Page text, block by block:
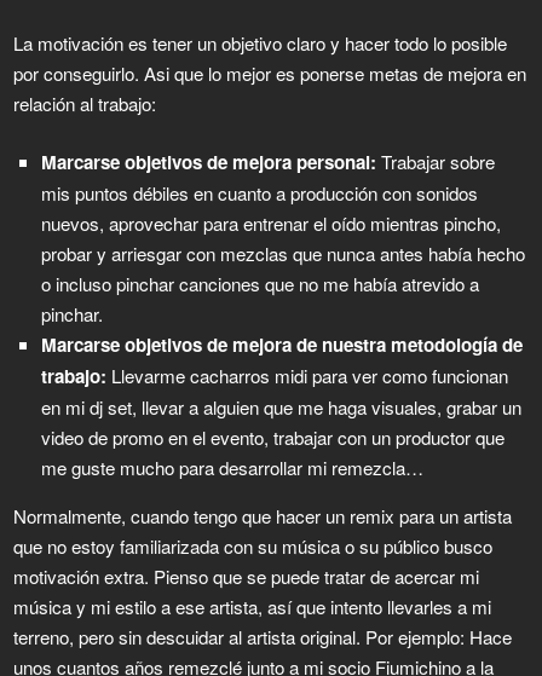
La motivación es tener un objetivo claro y hacer todo lo posible
por conseguirlo. Asi que lo mejor es ponerse metas de mejora en
relación al trabajo:
Marcarse objetivos de mejora personal: Trabajar sobre
mis puntos débiles en cuanto a producción con sonidos
nuevos, aprovechar para entrenar el oído mientras pincho,
probar y arriesgar con mezclas que nunca antes había hecho
o incluso pinchar canciones que no me había atrevido a
pinchar.
Marcarse objetivos de mejora de nuestra metodología de
trabajo: Llevarme cacharros midi para ver como funcionan
en mi dj set, llevar a alguien que me haga visuales, grabar un
video de promo en el evento, trabajar con un productor que
me guste mucho para desarrollar mi remezcla…
Normalmente, cuando tengo que hacer un remix para un artista
que no estoy familiarizada con su música o su público busco
motivación extra. Pienso que se puede tratar de acercar mi
música y mi estilo a ese artista, así que intento llevarles a mi
terreno, pero sin descuidar al artista original. Por ejemplo: Hace
unos cuantos años remezclé junto a mi socio Fiumichino a la